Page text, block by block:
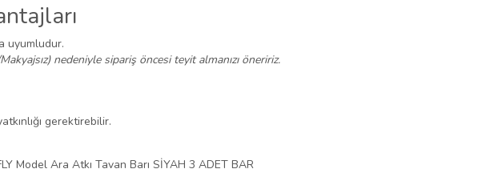
uyumludur.
nedeniyle sipariş öncesi teyit almanızı öneririz.
gerektirebilir.
Model Ara Atkı Tavan Barı SİYAH 3 ADET BAR